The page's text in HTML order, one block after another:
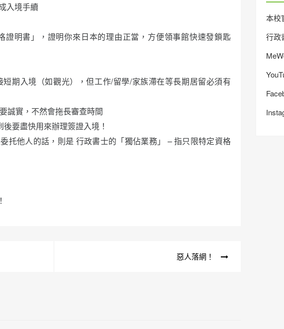
入境手續
證明書」，證明你來日本的理由正當，方便領事館快速發鎖匙
期入境（如觀光），但工作/留學/家族滯在等長期居留必須有
誠實，不然會拖長審查時間
要盡快用來辦理簽證入境！
托他人的話，則是 行政書士的「獨佔業務」 – 指只限特定資格
惡人落網！
本校
行政